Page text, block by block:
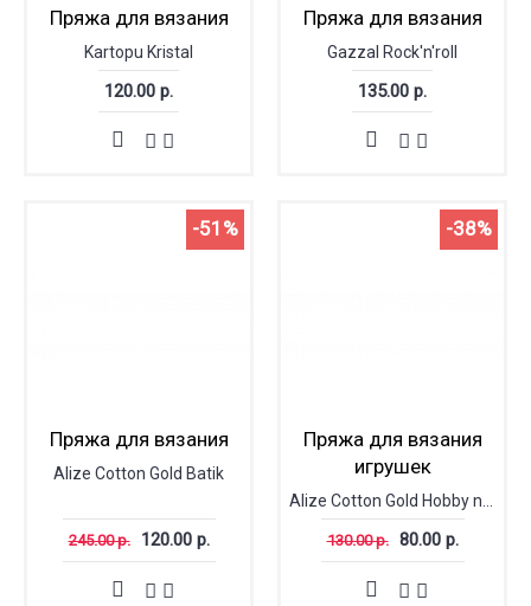
Пряжа для вязания
Kartopu Kristal
120.00 р.
Пряжа для вязания
Gazzal Rock'n'roll
135.00 р.
-51%
Пряжа для вязания
Alize Cotton Gold Batik
245.00 р. 120.00 р.
-38%
Пряжа для вязания
игрушек
130.00 р. 80.00 р.